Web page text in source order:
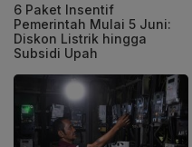
6 Paket Insentif
Pemerintah Mulai 5 Juni:
Diskon Listrik hingga
Subsidi Upah